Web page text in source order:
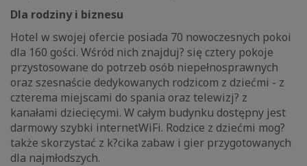
Dla rodziny i biznesu
Hotel w swojej ofercie posiada 70 nowoczesnych pokoi
dla 160 gości. Wśród nich znajduj? się cztery pokoje
przystosowane do potrzeb osób niepełnosprawnych
oraz szesnaście dedykowanych rodzicom z dziećmi - z
czterema miejscami do spania oraz telewizj? z
kanałami dziecięcymi. W całym budynku dostępny jest
darmowy szybki internetWiFi. Rodzice z dziećmi mog?
także skorzystać z k?cika zabaw i gier przygotowanych
dla najmłodszych.